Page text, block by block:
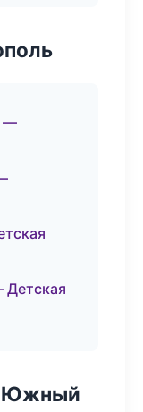
—
Детская
Южный